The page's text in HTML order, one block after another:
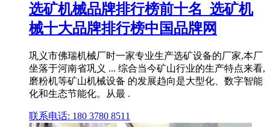
选矿机械品牌排行榜前十名_选矿机
械十大品牌排行榜中国品牌网
巩义市佛瑞机械厂时一家专业生产选矿设备的厂家,本厂
坐落于河南省巩义 ... 综合当今矿山行业的生产特点来看,
磨粉机等矿山机械设备 的发展趋向是大型化、数字智能
化和生态节能化。从最 .
联系电话: 180 3780 8511